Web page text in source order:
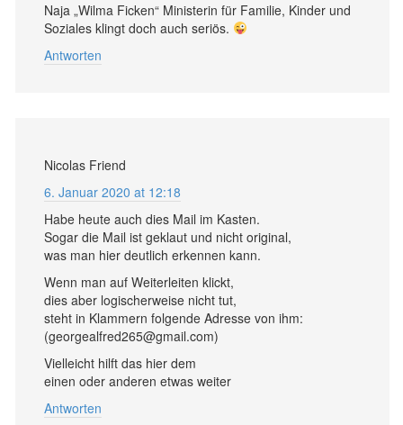
Naja „Wilma Ficken“ Ministerin für Familie, Kinder und
Soziales klingt doch auch seriös.
Antworten
Nicolas Friend
6. Januar 2020 at 12:18
Habe heute auch dies Mail im Kasten.
Sogar die Mail ist geklaut und nicht original,
was man hier deutlich erkennen kann.
Wenn man auf Weiterleiten klickt,
dies aber logischerweise nicht tut,
steht in Klammern folgende Adresse von ihm:
(georgealfred265@gmail.com)
Vielleicht hilft das hier dem
einen oder anderen etwas weiter
Antworten